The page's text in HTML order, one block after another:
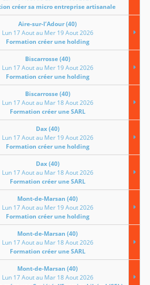
créer sa micro entreprise artisanale
Aire-sur-l’Adour (40)
Lun 17 Aout au Mer 19 Aout 2026
Formation créer une holding
Biscarrosse (40)
Lun 17 Aout au Mer 19 Aout 2026
Formation créer une holding
Biscarrosse (40)
Lun 17 Aout au Mar 18 Aout 2026
Formation créer une SARL
Dax (40)
Lun 17 Aout au Mer 19 Aout 2026
Formation créer une holding
Dax (40)
Lun 17 Aout au Mar 18 Aout 2026
Formation créer une SARL
Mont-de-Marsan (40)
Lun 17 Aout au Mer 19 Aout 2026
Formation créer une holding
Mont-de-Marsan (40)
Lun 17 Aout au Mar 18 Aout 2026
Formation créer une SARL
Mont-de-Marsan (40)
Lun 17 Aout au Mar 18 Aout 2026